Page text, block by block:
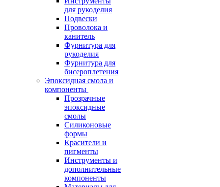
для рукоделия
Подвески
Проволока и
канитель
Фурнитура для
рукоделия
Фурнитура для
бисероплетения
Эпоксидная смола и
компоненты
Прозрачные
эпоксидные
смолы
Силиконовые
формы
Красители и
пигменты
Инструменты и
дополнительные
компоненты